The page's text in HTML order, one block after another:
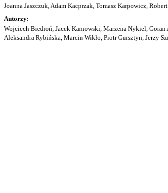
Joanna Jaszczuk, Adam Kacprzak, Tomasz Karpowicz,
Autorzy:
Wojciech Biedroń, Jacek Karnowski, Marzena Nykiel, Goran
Aleksandra Rybińska, Marcin Wikło, Piotr Gursztyn, Jerzy